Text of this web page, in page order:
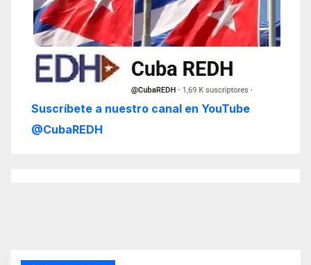
Suscríbete a nuestro canal en YouTube
@CubaREDH